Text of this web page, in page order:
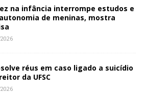
na infância interrompe estudos e
de meninas, mostra
réus em caso ligado a suicídio
da UFSC